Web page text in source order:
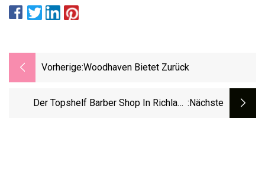
Vorherige:Woodhaven Bietet Zurück
Der Topshelf Barber Shop In Richland :nächste